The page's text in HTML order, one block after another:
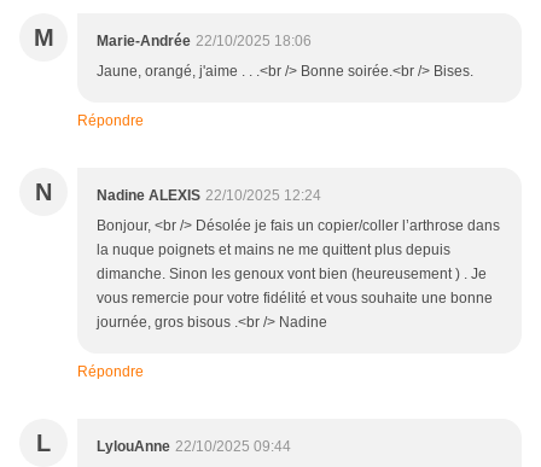
M Marie-Andrée 22/10/2025 18:06
Jaune, orangé, j'aime . . .<br /> Bonne soirée.<br /> Bises.
Répondre
N Nadine ALEXIS 22/10/2025 12:24
Bonjour, <br /> Désolée je fais un copier/coller l’arthrose dans
la nuque poignets et mains ne me quittent plus depuis
dimanche. Sinon les genoux vont bien (heureusement ) . Je
vous remercie pour votre fidélité et vous souhaite une bonne
journée, gros bisous .<br /> Nadine
Répondre
L LylouAnne 22/10/2025 09:44